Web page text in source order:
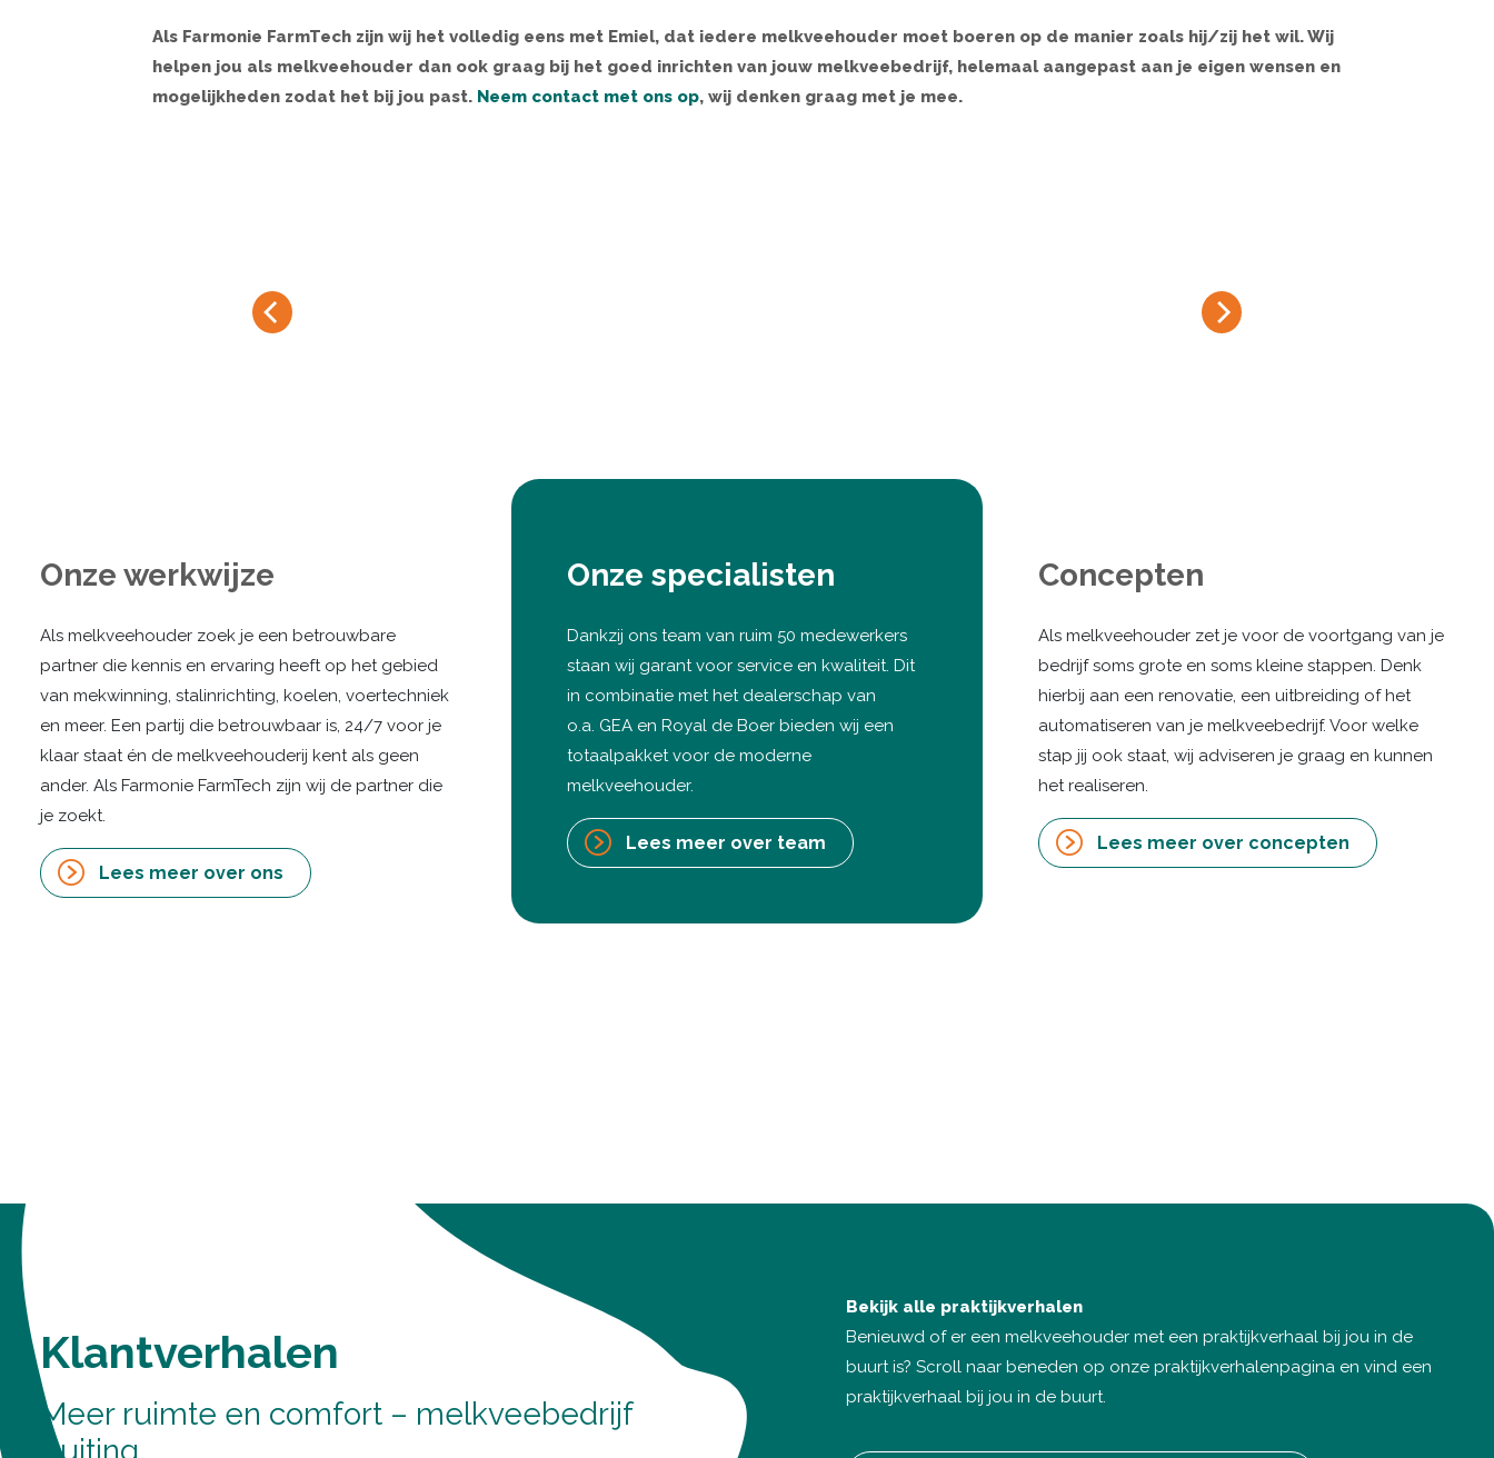
Als Farmonie FarmTech zijn wij het volledig eens met Emiel, dat iedere melkveehouder moet boeren op de manier zoals hij/zij het wil. Wij
helpen jou als melkveehouder dan ook graag bij het goed inrichten van jouw melkveebedrijf, helemaal aangepast aan je eigen wensen en
mogelijkheden zodat het bij jou past. Neem contact met ons op, wij denken graag met je mee.
Onze werkwijze
Als melkveehouder zoek je een betrouwbare
partner die kennis en ervaring heeft op het gebied
van mekwinning, stalinrichting, koelen, voertechniek
en meer. Een partij die betrouwbaar is, 24/7 voor je
klaar staat én de melkveehouderij kent als geen
ander. Als Farmonie FarmTech zijn wij de partner die
je zoekt.
Lees meer over ons
Onze specialisten
Dankzij ons team van ruim 50 medewerkers
staan wij garant voor service en kwaliteit. Dit
in combinatie met het dealerschap van
o.a. GEA en Royal de Boer bieden wij een
totaalpakket voor de moderne
melkveehouder.
Lees meer over team
Concepten
Als melkveehouder zet je voor de voortgang van je
bedrijf soms grote en soms kleine stappen. Denk
hierbij aan een renovatie, een uitbreiding of het
automatiseren van je melkveebedrijf. Voor welke
stap jij ook staat, wij adviseren je graag en kunnen
het realiseren.
Lees meer over concepten
Klantverhalen
Meer ruimte en comfort – melkveebedrijf
Buiting
Bekijk alle praktijkverhalen
Benieuwd of er een melkveehouder met een praktijkverhaal bij jou in de
buurt is? Scroll naar beneden op onze praktijkverhalenpagina en vind een
praktijkverhaal bij jou in de buurt.